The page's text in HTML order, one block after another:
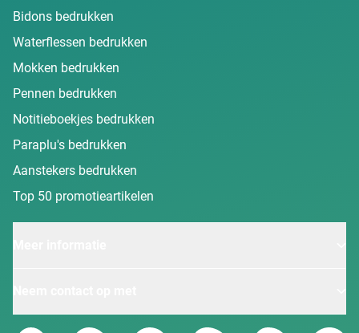
Bidons bedrukken
Waterflessen bedrukken
Mokken bedrukken
Pennen bedrukken
Notitieboekjes bedrukken
Paraplu's bedrukken
Aanstekers bedrukken
Top 50 promotieartikelen